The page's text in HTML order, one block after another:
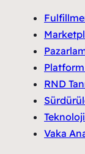
RND
Vaka